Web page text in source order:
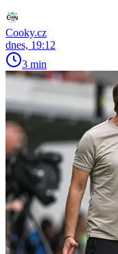
Cooky.cz
dnes, 19:12
3 min